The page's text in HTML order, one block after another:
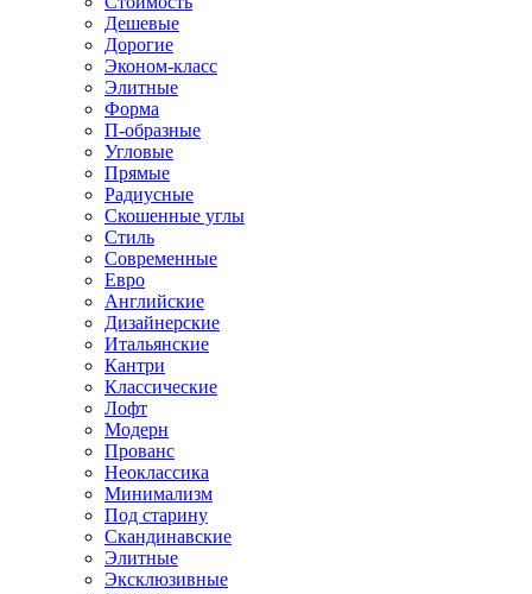
Дешевые
Дорогие
Эконом-класс
Элитные
Форма
П-образные
Угловые
Прямые
Радиусные
Скошенные углы
Стиль
Современные
Евро
Английские
Дизайнерские
Итальянские
Кантри
Классические
Лофт
Модерн
Прованс
Неоклассика
Минимализм
Под старину
Скандинавские
Элитные
Эксклюзивные